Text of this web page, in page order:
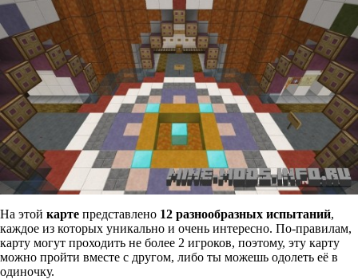
На этой карте представлено 12 разнообразных испытаний,
каждое из которых уникально и очень интересно. По-правилам,
карту могут проходить не более 2 игроков, поэтому, эту карту
можно пройти вместе с другом, либо ты можешь одолеть её в
одиночку.